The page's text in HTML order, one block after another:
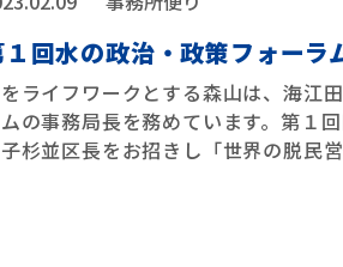
回水の政治・政策フォーラ
ライフワークとする森山は、海江
の事務局長を務めています。第１
杉並区長をお招きし「世界の脱民